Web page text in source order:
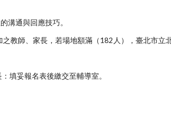
溝通與回應技巧。
教師、家長，若場地額滿（182人），臺北市立
填妥報名表後繳交至輔導室。